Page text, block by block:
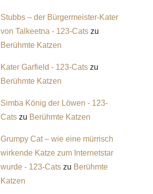
Stubbs – der Bürgermeister-Kater
von Talkeetna - 123-Catszu
Berühmte Katzen
Kater Garfield - 123-Catszu
Berühmte Katzen
Simba König der Löwen - 123-
Catszu Berühmte Katzen
Grumpy Cat – wie eine mürrisch
wirkende Katze zum Internetstar
wurde - 123-Catszu Berühmte
Katzen